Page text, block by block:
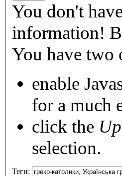
You don't
information!
You have two
enable
for a much
click the
selection.
Теги: